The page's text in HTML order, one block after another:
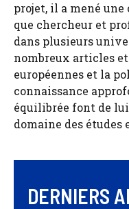
projet, il a mené
que chercheur et
dans plusieurs
nombreux articles
européennes et la
connaissance
équilibrée font de
domaine des études
DERNIERS